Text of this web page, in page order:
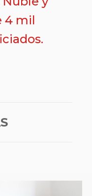
4 mil